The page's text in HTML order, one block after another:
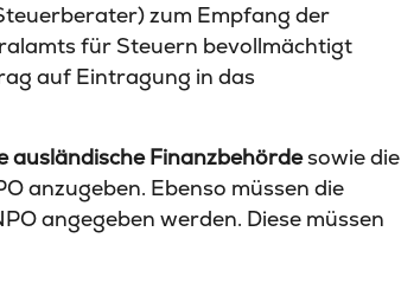
zum Empfang der
für Steuern bevollmächtigt
auf Eintragung in das
ausländische Finanzbehördesowie die
anzugeben. Ebenso müssen die
angegeben werden. Diese müssen